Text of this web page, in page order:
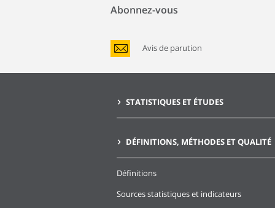
Abonnez-vous
Avis de parution
STATISTIQUES ET ÉTUDES
DÉFINITIONS, MÉTHODES ET QUALITÉ
Définitions
Sources statistiques et indicateurs